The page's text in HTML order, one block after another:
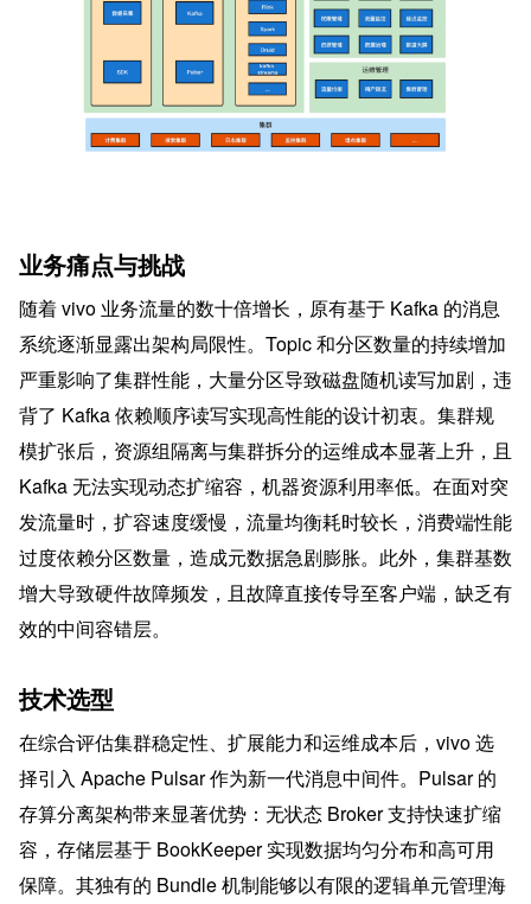
业务痛点与挑战
随着 vivo 业务流量的数十倍增长，原有基于 Kafka 的消息
系统逐渐显露出架构局限性。Topic 和分区数量的持续增加
严重影响了集群性能，大量分区导致磁盘随机读写加剧，违
背了 Kafka 依赖顺序读写实现高性能的设计初衷。集群规
模扩张后，资源组隔离与集群拆分的运维成本显著上升，且
Kafka 无法实现动态扩缩容，机器资源利用率低。在面对突
发流量时，扩容速度缓慢，流量均衡耗时较长，消费端性能
过度依赖分区数量，造成元数据急剧膨胀。此外，集群基数
增大导致硬件故障频发，且故障直接传导至客户端，缺乏有
效的中间容错层。
技术选型
在综合评估集群稳定性、扩展能力和运维成本后，vivo 选
择引入 Apache Pulsar 作为新一代消息中间件。Pulsar 的
存算分离架构带来显著优势：无状态 Broker 支持快速扩缩
容，存储层基于 BookKeeper 实现数据均匀分布和高可用
保障。其独有的 Bundle 机制能够以有限的逻辑单元管理海